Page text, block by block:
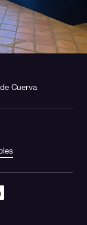
Cuerva